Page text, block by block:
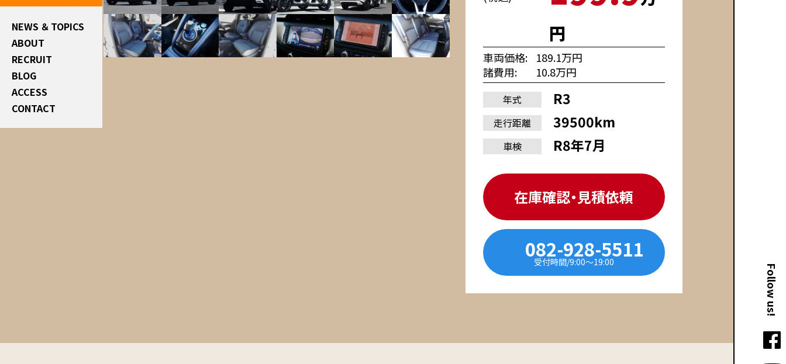
NEWS ＆ TOPICS
ABOUT
RECRUIT
BLOG
ACCESS
CONTACT
Follow us!
円
車両価格
189.1万円
諸費用
10.8万円
年式 R3
走行距離 39500km
車検 R8年7月
在庫確認・見積依頼
082-928-5511
受付時間/9:00〜19:00